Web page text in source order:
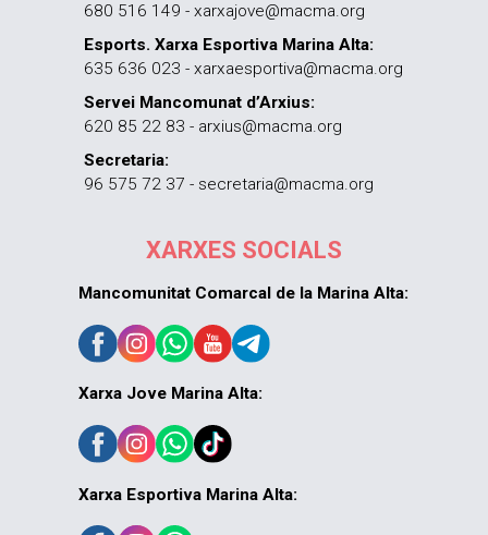
680 516 149 - xarxajove@macma.org
Esports. Xarxa Esportiva Marina Alta:
635 636 023 - xarxaesportiva@macma.org
Servei Mancomunat d’Arxius:
620 85 22 83 - arxius@macma.org
Secretaria:
96 575 72 37 - secretaria@macma.org
XARXES SOCIALS
Mancomunitat Comarcal de la Marina Alta:
Xarxa Jove Marina Alta:
Xarxa Esportiva Marina Alta: